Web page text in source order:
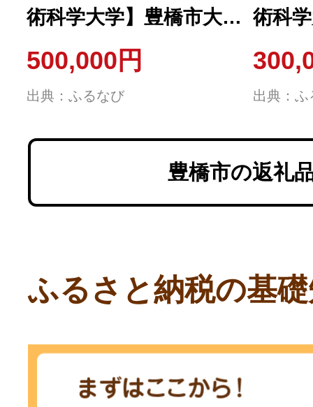
術科学大学】豊橋市大学
応援寄附 500000円 大学
寄附 愛知県豊橋市への寄
附 返礼品無し 寄附のみ
豊橋市 穂の国 東三河
500000円 ポッキリ 愛知
県 豊橋市
500,000円
出典：ふるなび
術科
応援
寄附
附 返
豊橋
出典：ふ
豊橋市の返礼
ふるさと納税の基